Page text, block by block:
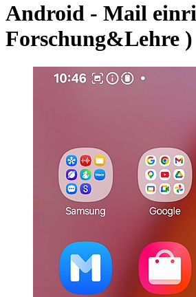
Android - Mail
Forschung&Lehre )